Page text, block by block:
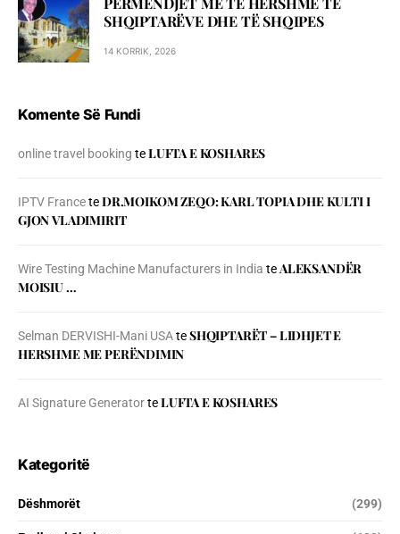
SHQIPTARËVE DHE TË SHQIPES
14 KORRIK, 2026
Komente Së Fundi
online travel booking teLUFTA E KOSHARES
IPTV FranceteDR.MOIKOM ZEQO: KARL TOPIA DHE KULTI I
GJON VLADIMIRIT
Wire Testing Machine Manufacturers in India teALEKSANDËR
MOISIU …
Selman DERVISHI-Mani USAteSHQIPTARËT – LIDHJET E
HERSHME ME PERËNDIMIN
AI Signature GeneratorteLUFTA E KOSHARES
Kategoritë
Dëshmorët (299)